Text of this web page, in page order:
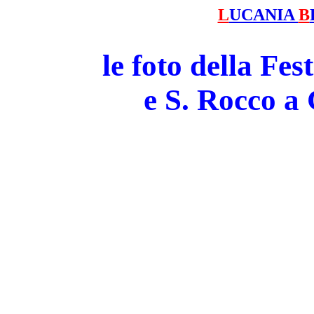
LUCANIA B
le foto della
e S. Rocco